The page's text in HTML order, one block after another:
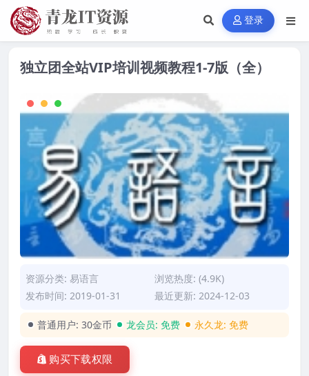
登录
独立团全站VIP培训视频教程1-7版（全）
资源分类: 易语言
浏览热度: (4.9K)
发布时间: 2019-01-31
最近更新: 2024-12-03
普通用户: 30金币 龙会员: 免费 永久龙: 免费
购买下载权限